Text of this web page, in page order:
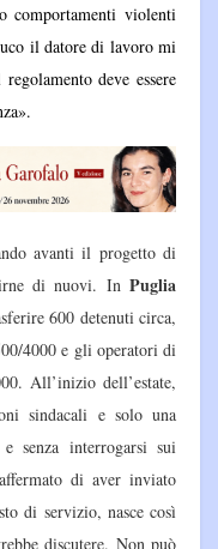
comportamenti violenti
il datore di lavoro mi
deve essere
avanti il progetto di
di nuovi. In Puglia
600 detenuti circa,
4000 e gli operatori di
All’inizio dell’estate,
sindacali e solo una
senza interrogarsi sui
di aver inviato
di servizio, nasce così
discutere. Non può